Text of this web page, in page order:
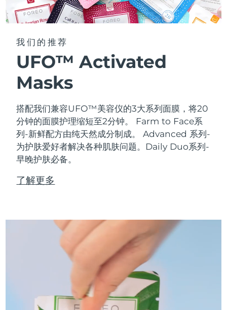
我们的推荐
UFO™ Activated
Masks
搭配我们兼容UFO™美容仪的3大系列面膜，将20
分钟的面膜护理缩短至2分钟。
Farm to Face系
列-新鲜配方由纯天然成分制成。 Advanced 系列-
为护肤爱好者解决各种肌肤问题。Daily Duo系列-
早晚护肤必备。
了解更多